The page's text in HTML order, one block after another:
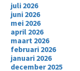
juli 2026
juni 2026
mei 2026
april 2026
maart 2026
februari 2026
januari 2026
december 2025